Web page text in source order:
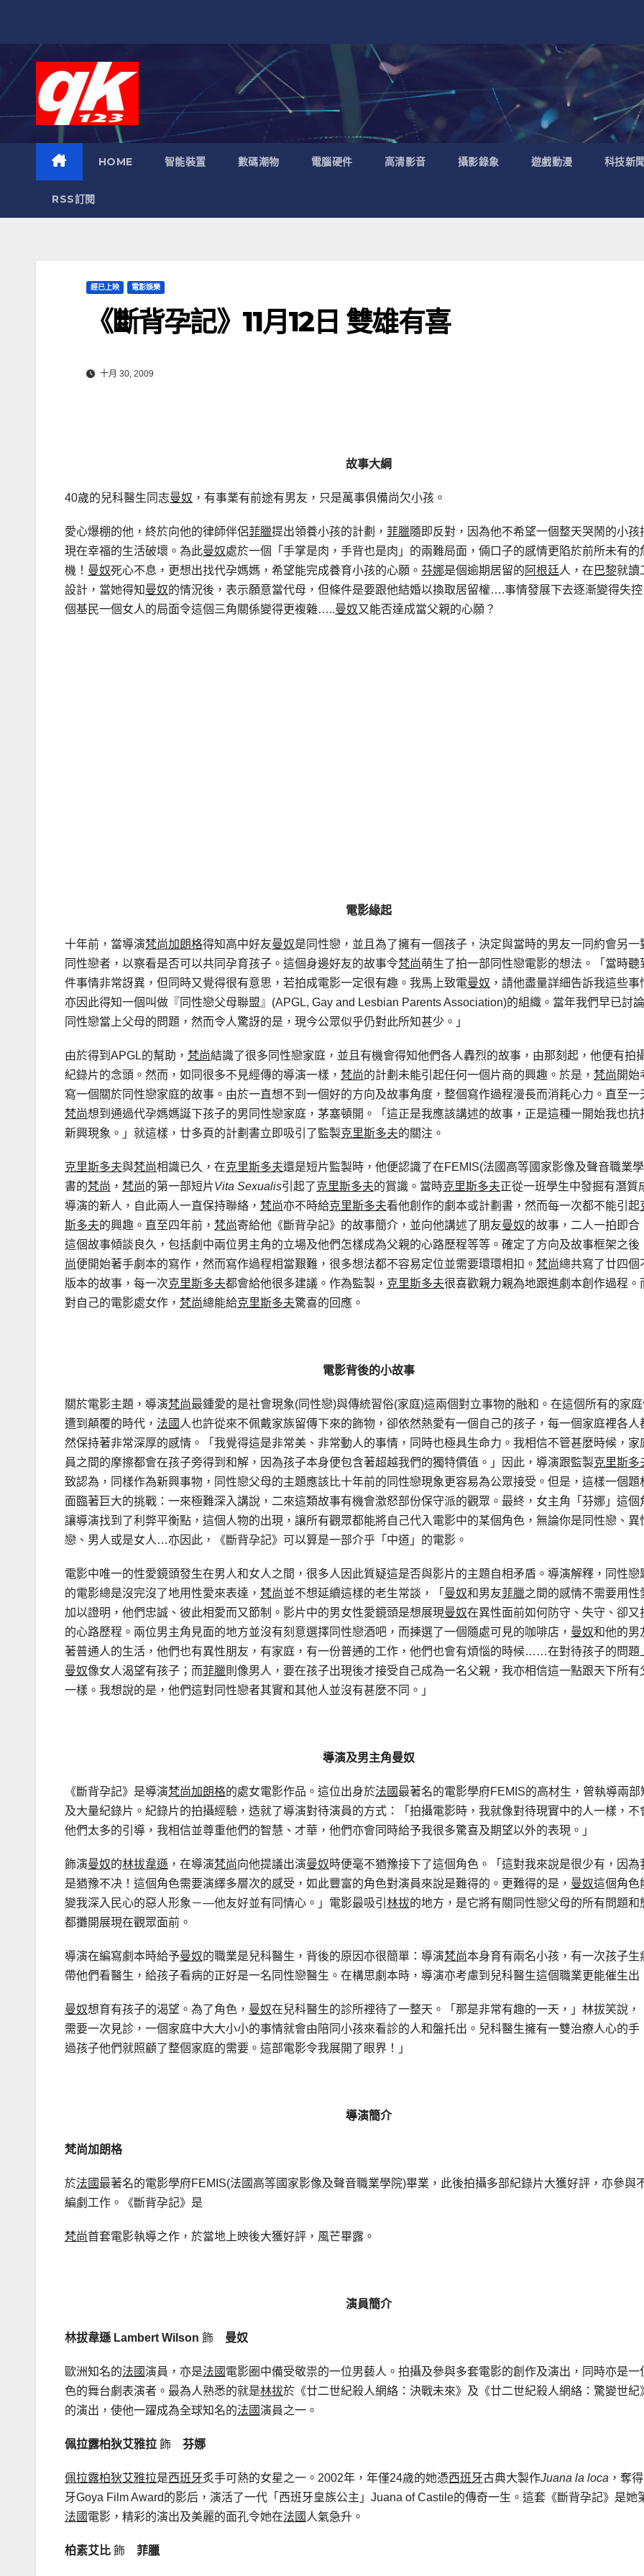
HOME 智能裝置 數碼潮物 電腦硬件 高清影音 攝影錄象 遊戲動漫 科技新聞
RSS訂閱
經已上映 電影娛樂
《斷背孕記》11月12日 雙雄有喜
十月 30, 2009
故事大綱
40歲的兒科醫生同志曼奴 ，有事業有前途有男友，只是萬事俱備尚欠小孩。
愛心爆棚的他，終於向他的律師伴侶菲臘提出領養小孩的計劃， 菲臘隨即反對，因為他不希望一個整天哭鬧的小孩
現在幸福的生活破壞。為此曼奴處於一個「手掌是肉，手背也是肉」的兩難局面，倆口子的感情更陷於前所未有的
機！ 曼奴死心不息，更想出找代孕媽媽，希望能完成養育小孩的心願。 芬娜是個逾期居留的 阿根廷人，在 巴黎就讀
設計，當她得知曼奴的情況後，表示願意當代母，但條件是要跟他結婚以換取居留權….事情發展下去逐漸變得失控
個基民一個女人的局面令這個三角關係變得更複雜…..曼奴又能否達成當父親的心願？
電影緣起
十年前，當導演梵尚加朗格得知高中好友曼奴是同性戀，並且為了擁有一個孩子，決定與當時的男友一同約會另一
同性戀者，以察看是否可以共同孕育孩子。這個身邊好友的故事令梵尚萌生了拍一部同性戀電影的想法。「當時聽
件事情非常訝異，但同時又覺得很有意思，若拍成電影一定很有趣。我馬上致電曼奴 ，請他盡量詳細告訴我這些事
亦因此得知一個叫做『同性戀父母聯盟』(APGL, Gay and Lesbian Parents Association)的組織。當年我們早已討
同性戀當上父母的問題，然而令人驚訝的是，現今公眾似乎仍對此所知甚少。」
由於得到APGL的幫助， 梵尚結識了很多同性戀家庭，並且有機會得知他們各人轟烈的故事，由那刻起，他便有拍
紀錄片的念頭。然而，如同很多不見經傳的導演一樣， 梵尚的計劃未能引起任何一個片商的興趣。於是， 梵尚開始
寫一個關於同性戀家庭的故事。由於一直想不到一個好的方向及故事角度，整個寫作過程漫長而消耗心力。直至一
梵尚想到通過代孕媽媽誕下孩子的男同性戀家庭，茅塞頓開。「這正是我應該講述的故事，正是這種一開始我也抗
新興現象。」就這樣，廿多頁的計劃書立即吸引了監製克里斯多夫的關注。
克里斯多夫與梵尚相識已久，在克里斯多夫還是短片監製時，他便認識了在FEMIS(法國高等國家影像及聲音職業
書的梵尚 ， 梵尚的第一部短片Vita Sexualis引起了克里斯多夫的賞識。當時克里斯多夫正從一班學生中發掘有潛質
導演的新人，自此兩人一直保持聯絡， 梵尚亦不時給克里斯多夫看他創作的劇本或計劃書，然而每一次都不能引起
斯多夫的興趣。直至四年前， 梵尚寄給他《斷背孕記》的故事簡介，並向他講述了朋友曼奴的故事，二人一拍即合
這個故事傾談良久，包括劇中兩位男主角的立場及他們怎樣成為父親的心路歷程等等。確定了方向及故事框架之後
尚便開始著手劇本的寫作，然而寫作過程相當艱難，很多想法都不容易定位並需要環環相扣。 梵尚總共寫了廿四個
版本的故事，每一次克里斯多夫都會給他很多建議。作為監製， 克里斯多夫很喜歡親力親為地跟進劇本創作過程。
對自己的電影處女作， 梵尚總能給克里斯多夫驚喜的回應。
電影背後的小故事
關於電影主題，導演梵尚最鍾愛的是社會現象(同性戀)與傳統習俗(家庭)這兩個對立事物的融和。在這個所有的家
遭到顛覆的時代， 法國 人也許從來不佩戴家族留傳下來的飾物，卻依然熱愛有一個自己的孩子，每一個家庭裡各人
然保持著非常深厚的感情。「我覺得這是非常美、非常動人的事情，同時也極具生命力。我相信不管甚麼時候，家
員之間的摩擦都會在孩子旁得到和解，因為孩子本身便包含著超越我們的獨特價值。」因此，導演跟監製克里斯多
致認為，同樣作為新興事物，同性戀父母的主題應該比十年前的同性戀現象更容易為公眾接受。但是，這樣一個題
面臨著巨大的挑戰：一來極難深入講說，二來這類故事有機會激怒部份保守派的觀眾。最終，女主角「芬娜」這個
讓導演找到了利弊平衡點，這個人物的出現，讓所有觀眾都能將自己代入電影中的某個角色，無論你是同性戀、異
戀、男人或是女人…亦因此，《斷背孕記》可以算是一部介乎「中道」的電影。
電影中唯一的性愛鏡頭發生在男人和女人之間，很多人因此質疑這是否與影片的主題自相矛盾。導演解釋，同性戀
的電影總是沒完沒了地用性愛來表達， 梵尚並不想延續這樣的老生常談，「 曼奴和男友菲臘之間的感情不需要用性
加以證明，他們忠誠、彼此相愛而又節制。影片中的男女性愛鏡頭是想展現曼奴在異性面前如何防守、失守、卻又
的心路歷程。兩位男主角見面的地方並沒有刻意選擇同性戀酒吧，而揀選了一個隨處可見的咖啡店， 曼奴和他的男
著普通人的生活，他們也有異性朋友，有家庭，有一份普通的工作，他們也會有煩惱的時候……在對待孩子的問題
曼奴像女人渴望有孩子；而菲臘則像男人，要在孩子出現後才接受自己成為一名父親，我亦相信這一點跟天下所有
一樣。我想說的是，他們這對同性戀者其實和其他人並沒有甚麼不同。」
導演及男主角曼奴
《斷背孕記》是導演梵尚加朗格的處女電影作品。這位出身於法國 最著名的電影學府FEMIS的高材生，曾執導兩部
及大量紀錄片。紀錄片的拍攝經驗，造就了導演對待演員的方式：「拍攝電影時，我就像對待現實中的人一樣，不
他們太多的引導，我相信並尊重他們的智慧、才華，他們亦會同時給予我很多驚喜及期望以外的表現。」
飾演曼奴的林拔韋遜 ，在導演梵尚向他提議出演曼奴時便毫不猶豫接下了這個角色。「這對我來說是很少有，因為
是猶豫不决！這個角色需要演繹多層次的感受，如此豐富的角色對演員來說是難得的。更難得的是， 曼奴這個角色
變我深入民心的惡人形象－—他友好並有同情心。」電影最吸引 林拔的地方，是它將有關同性戀父母的所有問題和
都攤開展現在觀眾面前。
導演在編寫劇本時給予曼奴的職業是兒科醫生，背後的原因亦很簡單：導演梵尚本身育有兩名小孩，有一次孩子生
帶他們看醫生，給孩子看病的正好是一名同性戀醫生。在構思劇本時，導演亦考慮到兒科醫生這個職業更能催生出
曼奴想育有孩子的渴望。為了角色， 曼奴在兒科醫生的診所裡待了一整天。「那是非常有趣的一天，」林拔笑說，
需要一次見診，一個家庭中大大小小的事情就會由陪同小孩來看診的人和盤托出。兒科醫生擁有一雙治療人心的手
過孩子他們就照顧了整個家庭的需要。這部電影令我展開了眼界！」
導演簡介
梵尚加朗格
於法國 最著名的電影學府FEMIS(法國高等國家影像及聲音職業學院)畢業，此後拍攝多部紀錄片大獲好評，亦參與
編劇工作。《斷背孕記》是
梵尚首套電影執導之作，於當地上映後大獲好評，風芒畢露。
演員簡介
林拔韋遜 Lambert Wilson 飾 曼奴
歐洲知名的法國演員，亦是法國 電影圈中備受敬祟的一位男藝人。拍攝及參與多套電影的創作及演出，同時亦是一
色的舞台劇表演者。最為人熟悉的就是林拔於《廿二世紀殺人網絡：決戰未來》及《廿二世紀殺人網絡：驚變世紀
的演出，使他一躍成為全球知名的法國演員之一。
佩拉露柏狄艾雅拉 飾 芬娜
佩拉露柏狄艾雅拉是西班牙炙手可熱的女星之一。2002年，年僅24歲的她憑西班牙古典大製作Juana la loca ，奪
牙Goya Film Award的影后，演活了一代「西班牙皇族公主」Juana of Castile的傳奇一生。這套《斷背孕記》是她
法國 電影，精彩的演出及美麗的面孔令她在法國 人氣急升。
柏素艾比 飾 菲臘